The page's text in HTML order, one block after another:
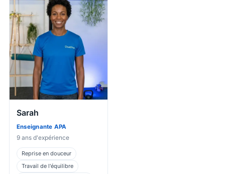
Sarah
Enseignante APA
9 ans d'expérience
Reprise en douceur
Travail de l'équilibre